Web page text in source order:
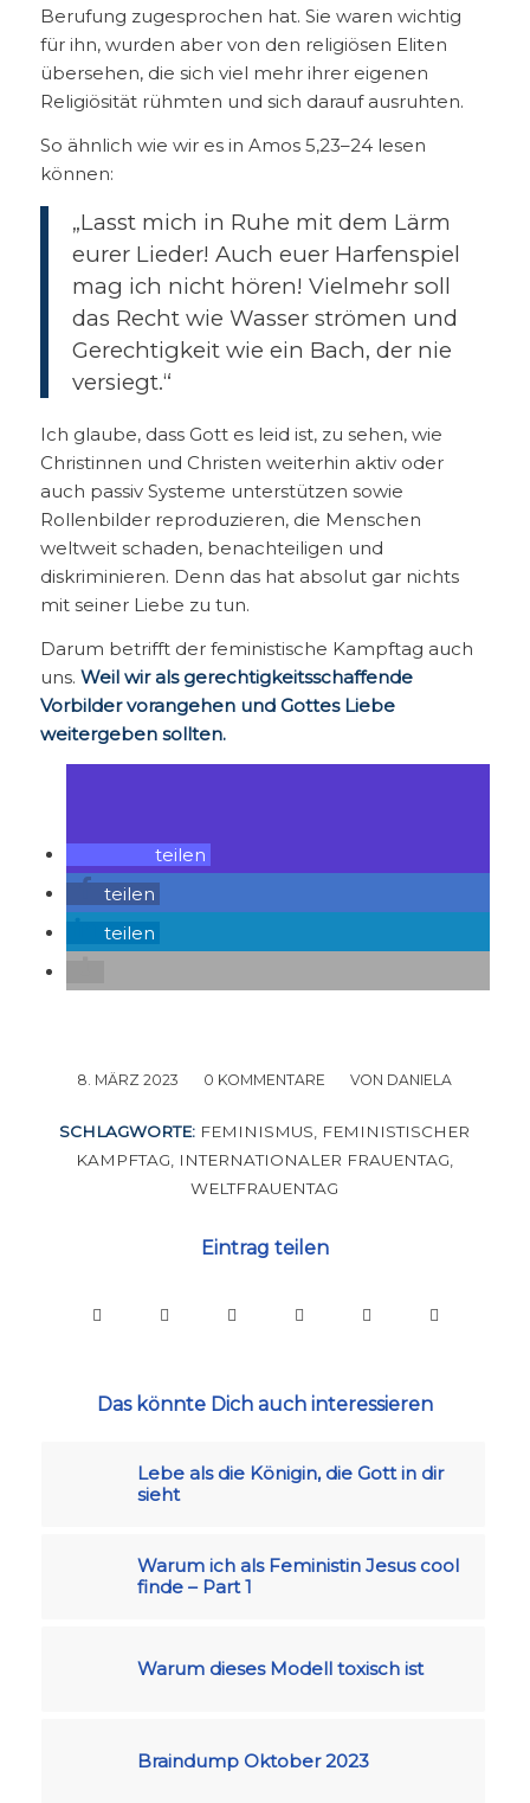
Berufung zugesprochen hat. Sie waren wichtig
für ihn, wurden aber von den religiösen Eliten
übersehen, die sich viel mehr ihrer eigenen
Religiösität rühmten und sich darauf ausruhten.
So ähnlich wie wir es in Amos 5,23–24 lesen
können:
„Lasst mich in Ruhe mit dem Lärm
eurer Lieder! Auch euer Harfenspiel
mag ich nicht hören! Vielmehr soll
das Recht wie Wasser strömen und
Gerechtigkeit wie ein Bach, der nie
versiegt.“
Ich glaube, dass Gott es leid ist, zu sehen, wie
Christinnen und Christen weiterhin aktiv oder
auch passiv Systeme unterstützen sowie
Rollenbilder reproduzieren, die Menschen
weltweit schaden, benachteiligen und
diskriminieren. Denn das hat absolut gar nichts
mit seiner Liebe zu tun.
Darum betrifft der feministische Kampftag auch
uns. Weil wir als gerechtigkeitsschaffende
Vorbilder vorangehen und Gottes Liebe
weitergeben sollten.
teilen
teilen
teilen
8. MÄRZ 2023
/ 0 KOMMENTARE
/ VON DANIELA
SCHLAGWORTE: FEMINISMUS
FEMINISTISCHER
KAMPFTAG
INTERNATIONALER FRAUENTAG
WELTFRAUENTAG
Eintrag teilen
Das könnte Dich auch interessieren
Lebe als die Königin, die Gott in dir
sieht
Warum ich als Feministin Jesus cool
finde – Part 1
Warum dieses Modell toxisch ist
Braindump Oktober 2023